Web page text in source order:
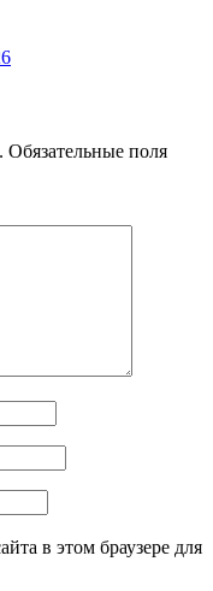
Обязательные поля
в этом браузере для